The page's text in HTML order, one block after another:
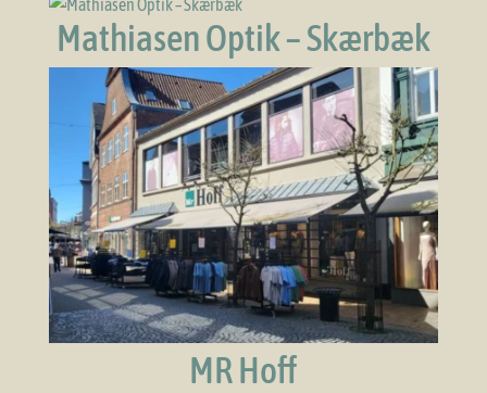
Mathiasen Optik – Skærbæk
MR Hoff